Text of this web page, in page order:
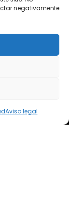
negativamente
Aviso legal